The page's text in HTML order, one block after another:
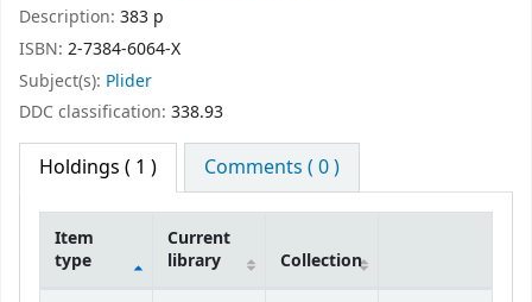
Description: 383 p
ISBN: 2-7384-6064-X
Subject(s): Plider
DDC classification: 338.93
Holdings ( 1 ) Comments ( 0 )
Item
type
Current
library
Collection